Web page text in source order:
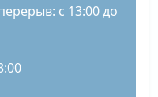
с 13:00 до